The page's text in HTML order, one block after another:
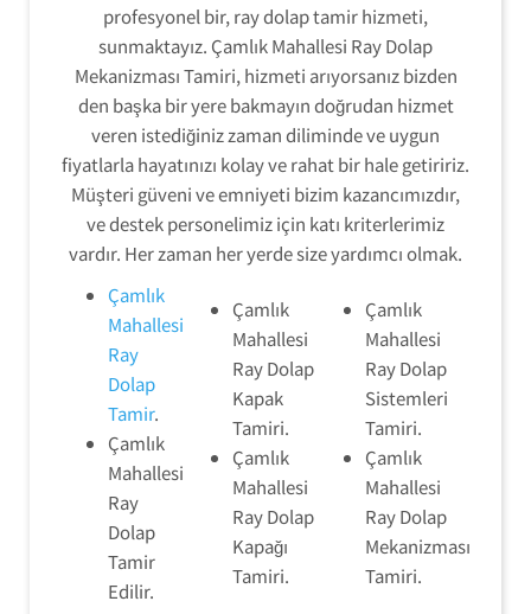
profesyonel bir, ray dolap tamir hizmeti,
sunmaktayız. Çamlık Mahallesi Ray Dolap
Mekanizması Tamiri, hizmeti arıyorsanız bizden
den başka bir yere bakmayın doğrudan hizmet
veren istediğiniz zaman diliminde ve uygun
fiyatlarla hayatınızı kolay ve rahat bir hale getiririz.
Müşteri güveni ve emniyeti bizim kazancımızdır,
ve destek personelimiz için katı kriterlerimiz
vardır. Her zaman her yerde size yardımcı olmak.
Çamlık
Mahallesi
Ray
Dolap
Tamir.
Çamlık
Mahallesi
Ray
Dolap
Tamir
Edilir.
Çamlık
Mahallesi
Ray Dolap
Kapak
Tamiri.
Çamlık
Mahallesi
Ray Dolap
Kapağı
Tamiri.
Çamlık
Mahallesi
Ray Dolap
Sistemleri
Tamiri.
Çamlık
Mahallesi
Ray Dolap
Mekanizması
Tamiri.